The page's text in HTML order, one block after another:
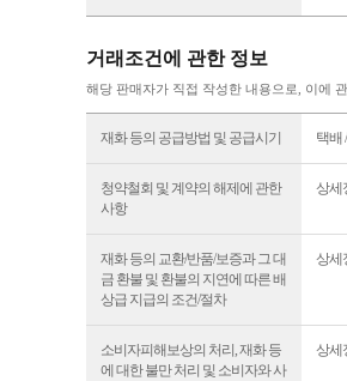
거래조건에 관한 정보
해당 판매자가 직접 작성한 내용으로, 이에
재화 등의 공급방법 및 공급시기 택배
청약철회 및 계약의 해제에 관한
사항
상세
재화 등의 교환/반품/보증과 그 대
금 환불 및 환불의 지연에 따른 배
상급 지급의 조건/절차
상세
소비자피해보상의 처리, 재화 등
에 대한 불만 처리 및 소비자와 사
상세